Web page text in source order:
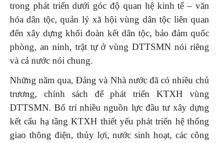
trong phát triển dưới góc độ quan hệ kinh tế – văn
hóa dân tộc, quản lý xã hội vùng dân tộc liên quan
đến xây dựng khối đoàn kết dân tộc, bảo đảm quốc
phòng, an ninh, trật tự ở vùng DTTSMN nói riêng
và cả nước nói chung.
Những năm qua, Đảng và Nhà nước đã có nhiều chủ
trương, chính sách để phát triển KTXH vùng
DTTSMN. Bố trí nhiều nguồn lực đầu tư xây dựng
kết cấu hạ tầng KTXH thiết yếu phát triển hệ thống
giao thông điện, thủy lợi, nước sinh hoạt, các công